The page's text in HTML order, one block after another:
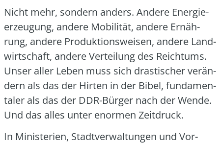
Nicht mehr, son­dern anders. Ande­re Ener­gie­
er­zeu­gung, ande­re Mobi­li­tät, ande­re Ernäh­
rung, ande­re Pro­duk­ti­ons­wei­sen, ande­re Land­
wirt­schaft, ande­re Ver­tei­lung des Reich­tums.
Unser aller Leben muss sich dras­ti­scher ver­än­
dern als das der Hir­ten in der Bibel, fun­da­men­
ta­ler als das der DDR-Bür­ger nach der Wen­de.
Und das alles unter enor­men Zeit­druck.
In Minis­te­ri­en, Stadt­ver­wal­tun­gen und Vor­